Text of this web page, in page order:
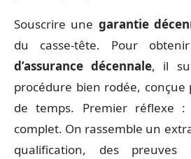
Souscrire une garantie
du casse-tête. Pour
d’assurance décennale, il
procédure bien rodée,
de temps. Premier réflexe
complet. On rassemble un
qualification, des preuves